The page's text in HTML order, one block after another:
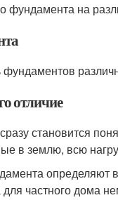
фундамента на
отличие
становится
в землю, всю
определяют
частного дома